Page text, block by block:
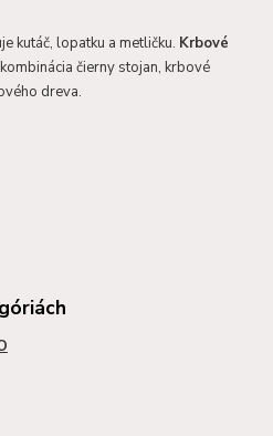
kutáč, lopatku a metličku. Krbové
čierny stojan, krbové
dreva.